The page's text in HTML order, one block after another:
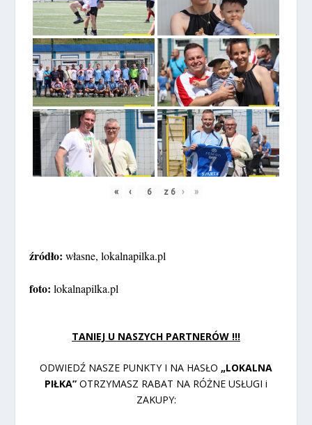
« ‹ z 6 › »
źródło:własne, lokalnapilka.pl
foto:lokalnapilka.pl
TANIEJ U NASZYCH PARTNERÓW !!!
ODWIEDŹ NASZE PUNKTY I NA HASŁO „LOKALNA
PIŁKA” OTRZYMASZ RABAT NA RÓŻNE USŁUGI i
ZAKUPY: